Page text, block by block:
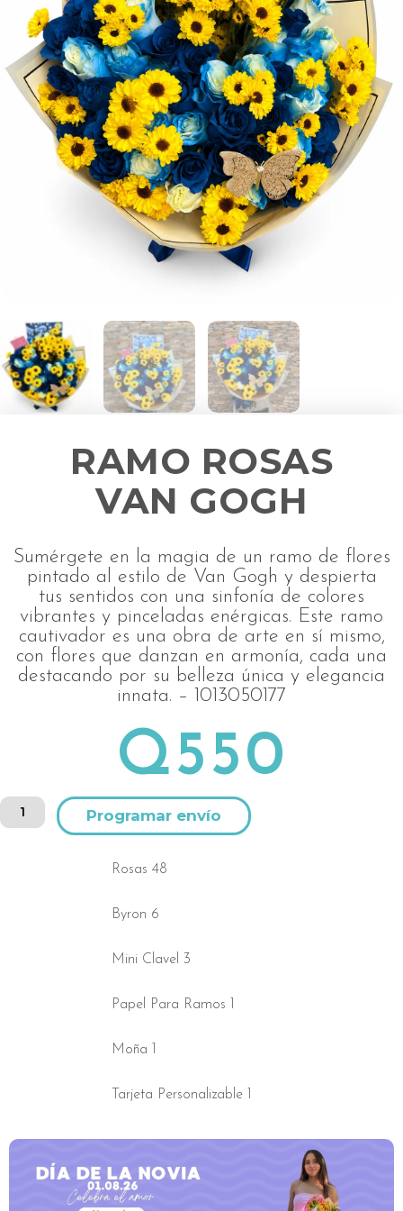
RAMO ROSAS
VAN GOGH
Sumérgete en la magia de un ramo de flores
pintado al estilo de Van Gogh y despierta
tus sentidos con una sinfonía de colores
vibrantes y pinceladas enérgicas. Este ramo
cautivador es una obra de arte en sí mismo,
con flores que danzan en armonía, cada una
destacando por su belleza única y elegancia
innata. – 1013050177
Q550
Ramo
rosas
Rosas 48
Byron 6
Mini Clavel 3
Papel Para Ramos 1
Moña 1
Tarjeta Personalizable 1